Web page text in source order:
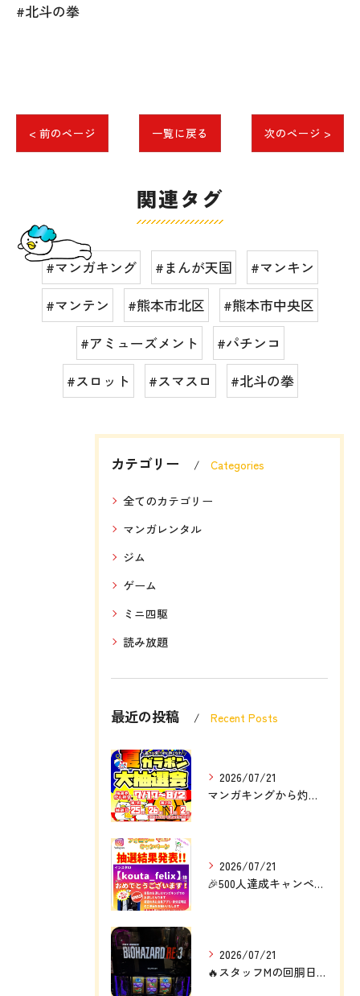
#北斗の拳
< 前のページ 一覧に戻る 次のページ >
関連タグ
#マンガキング #まんが天国
#マンキン
#マンテン
#熊本市北区
#熊本市中央区
#アミューズメント
#パチンコ
#スロット
#スマスロ #北斗の拳
カテゴリー Categories
全てのカテゴリー
マンガレンタル
ジム
ゲーム
ミニ四駆
読み放題
最近の投稿 Recent Posts
2026/07/21
マンガキングから灼熱の定例大イベント❗❗🎉
2026/07/21
🎉500人達成キャンペーン結果発表🎉
2026/07/21
🔥スタッフMの回胴日記🔥